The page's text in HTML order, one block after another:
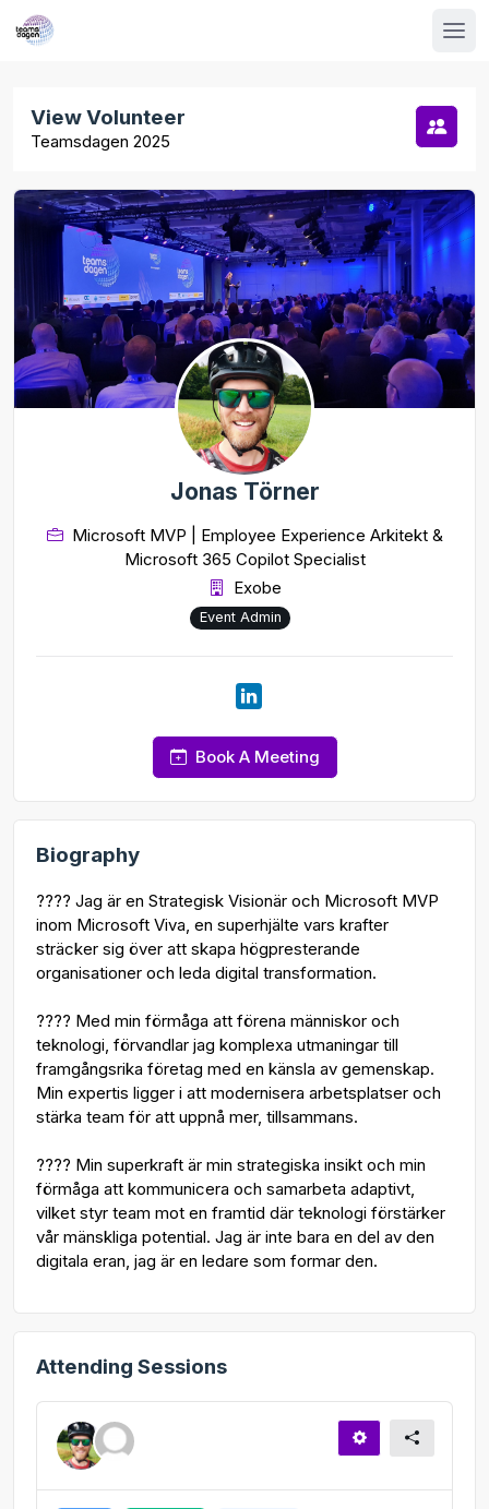
View Volunteer
Teamsdagen 2025
Jonas Törner
Microsoft MVP | Employee Experience Arkitekt &
Microsoft 365 Copilot Specialist
Exobe
Event Admin
Book A Meeting
Biography
???? Jag är en Strategisk Visionär och Microsoft MVP
inom Microsoft Viva, en superhjälte vars krafter
sträcker sig över att skapa högpresterande
organisationer och leda digital transformation.
???? Med min förmåga att förena människor och
teknologi, förvandlar jag komplexa utmaningar till
framgångsrika företag med en känsla av gemenskap.
Min expertis ligger i att modernisera arbetsplatser och
stärka team för att uppnå mer, tillsammans.
???? Min superkraft är min strategiska insikt och min
förmåga att kommunicera och samarbeta adaptivt,
vilket styr team mot en framtid där teknologi förstärker
vår mänskliga potential. Jag är inte bara en del av den
digitala eran, jag är en ledare som formar den.
Attending Sessions